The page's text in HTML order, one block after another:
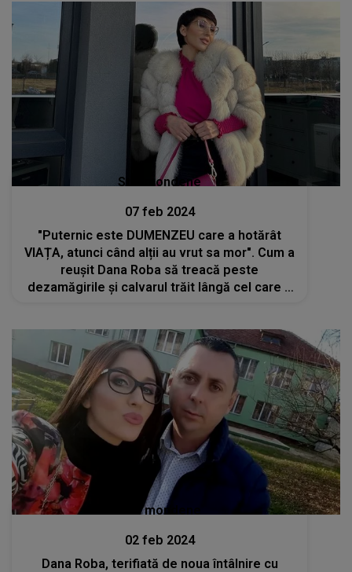
Stiri mondene
07 feb 2024
"Puternic este DUMENZEU care a hotărât
VIAȚA, atunci când alții au vrut sa mor". Cum a
reușit Dana Roba să treacă peste
dezamăgirile și calvarul trăit lângă cel care a
Stiri mondene
02 feb 2024
Dana Roba, terifiată de noua întâlnire cu